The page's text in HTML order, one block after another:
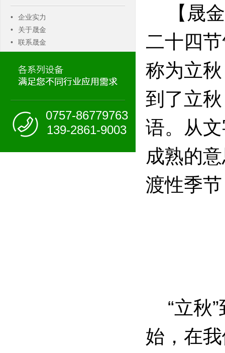
•
企业实力
•
关于晟金
•
联系晟金
0757-86779763
139-2861-9003
【晟
二十四
称为立
到了立
语。从
成熟的
渡性季
“立秋”
始，在